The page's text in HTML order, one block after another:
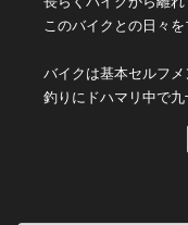
このバイクとの日々を
バイクは基本セルフ
釣りにドハマリ中で九